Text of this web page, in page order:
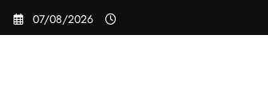
Pular
para
07/08/2026